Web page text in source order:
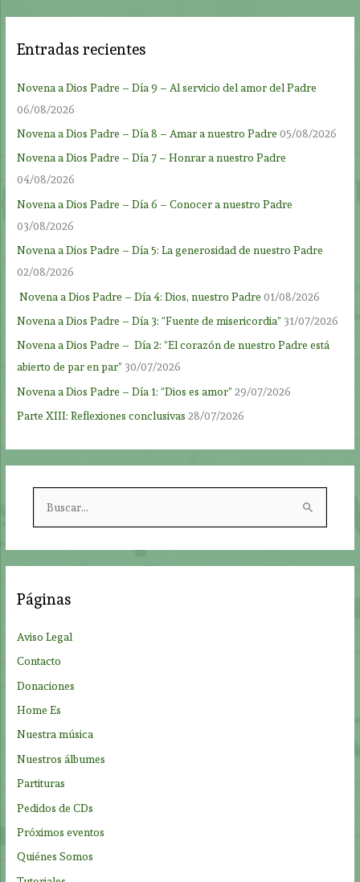
Entradas recientes
Novena a Dios Padre – Día 9 – Al servicio del amor del Padre
06/08/2026
Novena a Dios Padre – Día 8 – Amar a nuestro Padre 05/08/2026
Novena a Dios Padre – Día 7 – Honrar a nuestro Padre
04/08/2026
Novena a Dios Padre – Día 6 – Conocer a nuestro Padre
03/08/2026
Novena a Dios Padre – Día 5: La generosidad de nuestro Padre
02/08/2026
Novena a Dios Padre – Día 4: Dios, nuestro Padre 01/08/2026
Novena a Dios Padre – Día 3: “Fuente de misericordia” 31/07/2026
Novena a Dios Padre – Día 2: “El corazón de nuestro Padre está
abierto de par en par” 30/07/2026
Novena a Dios Padre – Día 1: “Dios es amor” 29/07/2026
Parte XIII: Reflexiones conclusivas 28/07/2026
c
r
:
Páginas
Aviso Legal
Contacto
Donaciones
Home Es
Nuestra música
Nuestros álbumes
Partituras
Pedidos de CDs
Próximos eventos
Quiénes Somos